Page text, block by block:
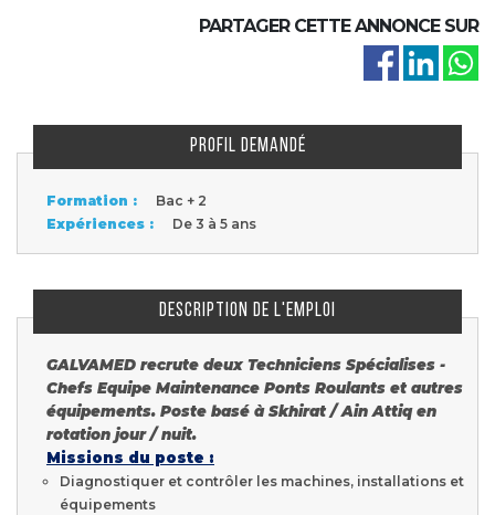
PARTAGER CETTE ANNONCE SUR
PROFIL DEMANDÉ
Formation :
Bac + 2
Expériences :
De 3 à 5 ans
DESCRIPTION DE L'EMPLOI
GALVAMED recrute deux Techniciens Spécialises -
Chefs Equipe Maintenance Ponts Roulants et autres
équipements. Poste basé à Skhirat / Ain Attiq en
rotation jour / nuit.
Missions du poste :
Diagnostiquer et contrôler les machines, installations et
équipements